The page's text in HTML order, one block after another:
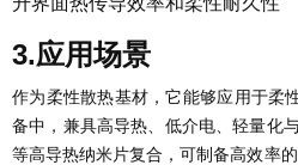
3.应用场景
作为柔性散热基材，它能够应用于柔
备中，兼具高导热、低介电、轻量化
等高导热纳米片复合，可制备高效率